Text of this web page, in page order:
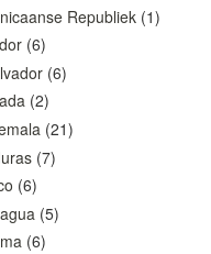
Republiek (1)
(6)
(6)
(2)
(21)
(7)
(6)
(5)
(6)